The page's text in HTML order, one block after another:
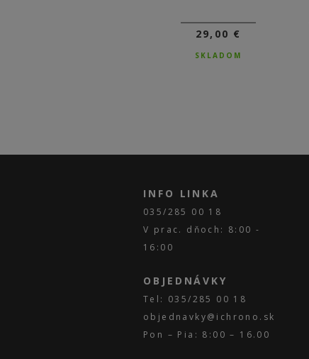
29,00 €
SKLADOM
INFO LINKA
035/285 00 18
V prac. dňoch: 8:00 -
16:00
OBJEDNÁVKY
Tel: 035/285 00 18
objednavky@ichrono.sk
Pon – Pia: 8:00 – 16.00